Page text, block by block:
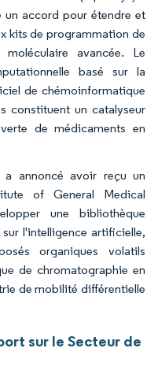
un accord pour étendre et
kits de programmation de
avancée. Le
basé sur la
de chémoinformatique
constituent un catalyseur
de médicaments en
annoncé avoir reçu un
of General Medical
une bibliothèque
l'intelligence artificielle,
organiques volatils
de chromatographie en
de mobilité différentielle
sur le Secteur de